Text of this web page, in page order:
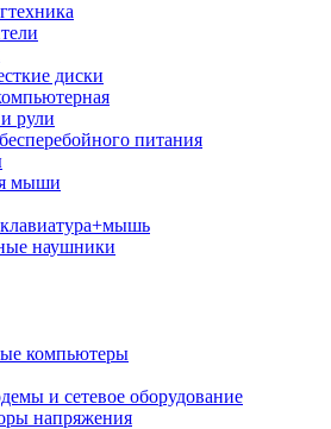
диски
рули
питания
мыши
наушники
компьютеры
и сетевое оборудование
напряжения